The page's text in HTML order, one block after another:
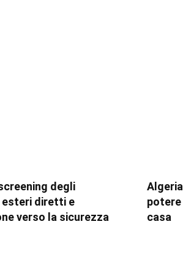
degli
diretti e
verso la sicurezza
casa